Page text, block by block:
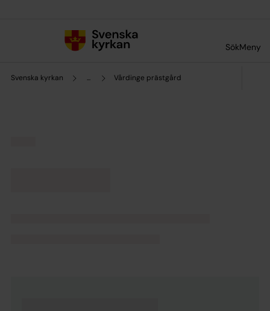
SökMeny
Svenska kyrkan ... Vårdinge prästgård